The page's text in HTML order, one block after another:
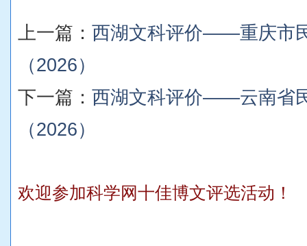
上一篇： 西湖文科评价——重庆市
（2026）
下一篇： 西湖文科评价——云南省
（2026）
欢迎参加科学网十佳博文评选活动！